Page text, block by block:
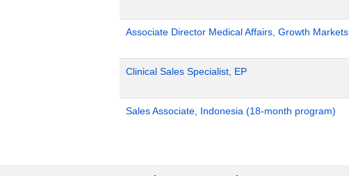
Associate Director Medical Affairs, Growth Markets
Clinical Sales Specialist, EP
Sales Associate, Indonesia (18-month program)